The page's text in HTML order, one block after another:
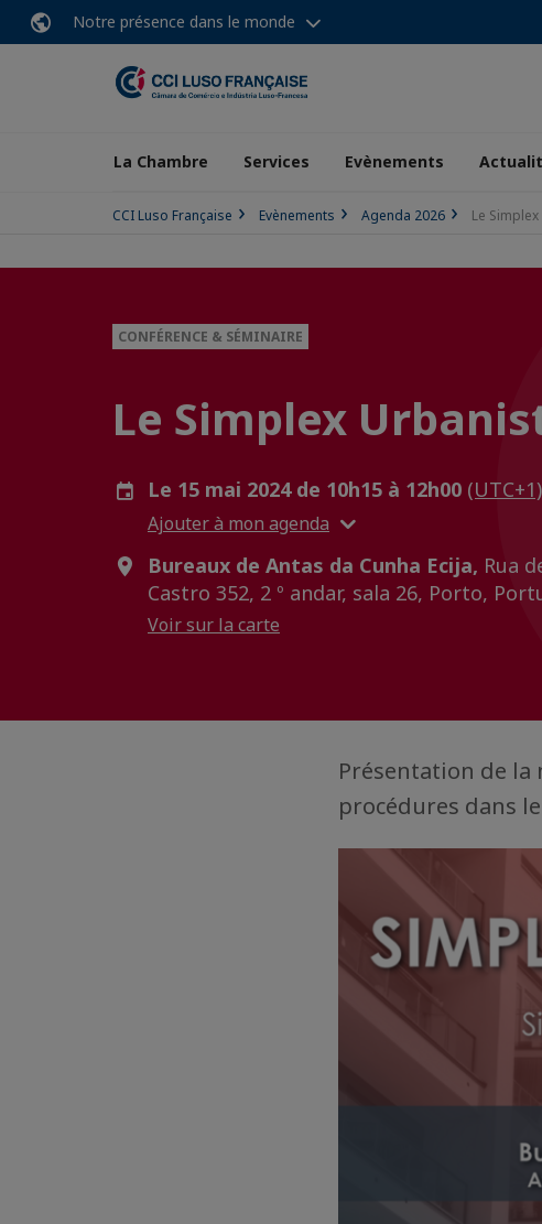
Notre présence dans le monde
La Chambre Services Evènements
CCI Luso Française Evènements Agenda 2026 Le
CONFÉRENCE & SÉMINAIRE
Le Simplex
Le 15 mai 2024 de 10h15 à 12h00 (UTC+1)
Ajouter à mon agenda
Bureaux de Antas da Cunha Ecija, Rua
Castro 352, 2 º andar, sala 26, Porto,
Voir sur la carte
Présentation de
procédures dans